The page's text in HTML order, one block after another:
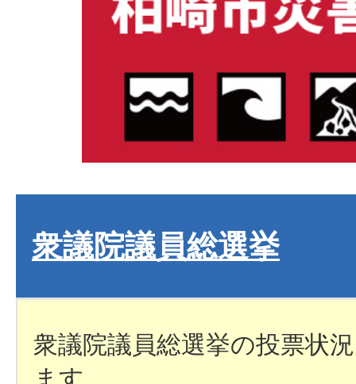
衆議院議員総選挙
衆議院議員総選挙の投票状
ます